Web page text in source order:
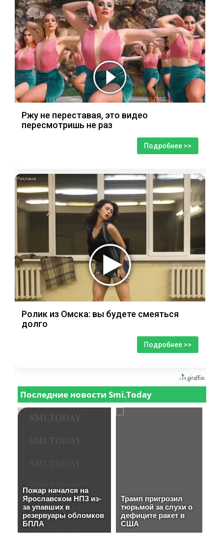
Ржу не переставая, это видео
пересмотришь не раз
Подробнее >>
i
Ролик из Омска: вы будете смеяться
долго
Подробнее >>